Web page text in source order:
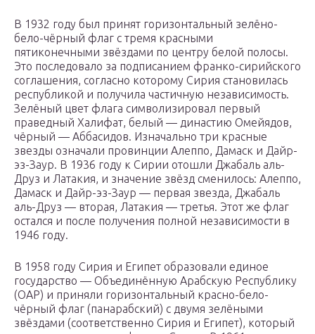
В 1932 году был принят горизонтальный зелёно-
бело-чёрный флаг с тремя красными
пятиконечными звёздами по центру белой полосы.
Это последовало за подписанием франко-сирийского
соглашения, согласно которому Сирия становилась
республикой и получила частичную независимость.
Зелёный цвет флага символизировал первый
праведный Халифат, белый — династию Омейядов,
чёрный — Аббасидов. Изначально три красные
звезды означали провинции Алеппо, Дамаск и Дайр-
эз-Заур. В 1936 году к Сирии отошли Джабаль аль-
Друз и Латакия, и значение звёзд сменилось: Алеппо,
Дамаск и Дайр-эз-Заур — первая звезда, Джабаль
аль-Друз — вторая, Латакия — третья. Этот же флаг
остался и после получения полной независимости в
1946 году.
В 1958 году Сирия и Египет образовали единое
государство — Объединённую Арабскую Республику
(ОАР) и приняли горизонтальный красно-бело-
чёрный флаг (панарабский) с двумя зелёными
звёздами (соответственно Сирия и Египет), который